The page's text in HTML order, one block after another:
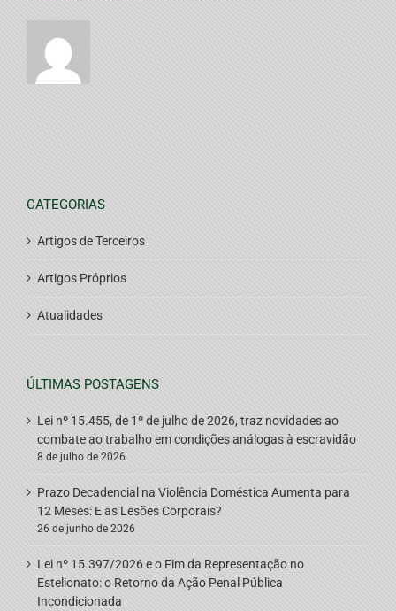
CATEGORIAS
Artigos de Terceiros
Artigos Próprios
Atualidades
ÚLTIMAS POSTAGENS
Lei nº 15.455, de 1º de julho de 2026, traz novidades ao
combate ao trabalho em condições análogas à escravidão
8 de julho de 2026
Prazo Decadencial na Violência Doméstica Aumenta para
12 Meses: E as Lesões Corporais?
26 de junho de 2026
Lei nº 15.397/2026 e o Fim da Representação no
Estelionato: o Retorno da Ação Penal Pública
Incondicionada